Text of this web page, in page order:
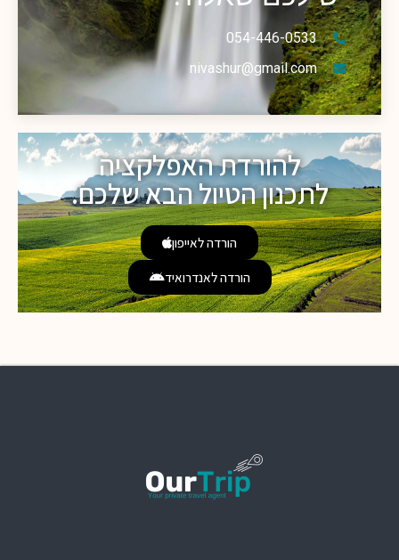
054-446-0533
nivashur@gmail.com
להורדת האפלקציה
לתכנון הטיול הבא שלכם.
הורדה לאייפון
הורדה לאנדרואיד